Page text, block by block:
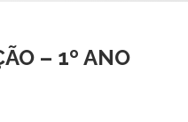
– 1º ANO